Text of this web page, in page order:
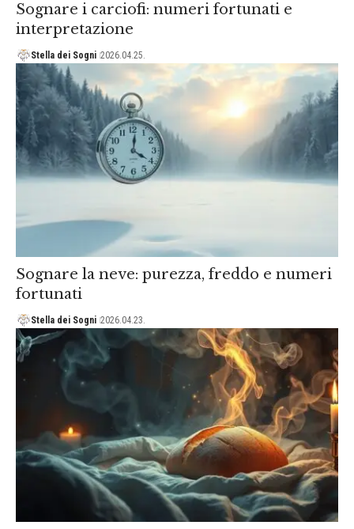
Sognare i carciofi: numeri fortunati e
interpretazione
Stella dei Sogni 2026.04.25.
Sognare la neve: purezza, freddo e numeri
fortunati
Stella dei Sogni 2026.04.23.